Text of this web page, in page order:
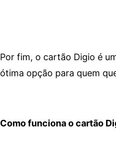
Por fim, o cartão Digio é
ótima opção para quem
Como funciona o cartão